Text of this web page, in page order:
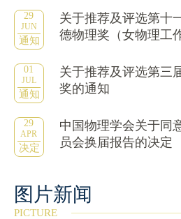
29
JUN
通知
关于推荐及评选第十
德物理奖（女物理工
01
JUL
通知
关于推荐及评选第三
奖的通知
29
APR
决定
中国物理学会关于同
员会换届报告的决定
图片新闻
PICTURE